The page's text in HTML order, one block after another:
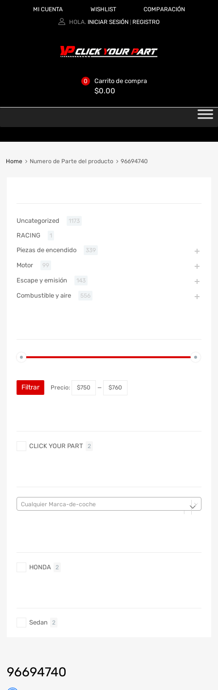
MI CUENTA WISHLIST
COMPARACIÓN
HOLA. INICIAR SESIÓN REGISTRO
Carrito de compra
$0.00
0
Home Numero de Parte del producto 96694740
96694740
Uncategorized 1173
RACING 1
Piezas de encendido 339
Motor 99
Escape y emisión 143
Combustible y aire 556
Filtrar Precio: $750 — $760
CLICK YOUR PART 2
Cualquier Marca-de-coche
HONDA 2
Sedan 2